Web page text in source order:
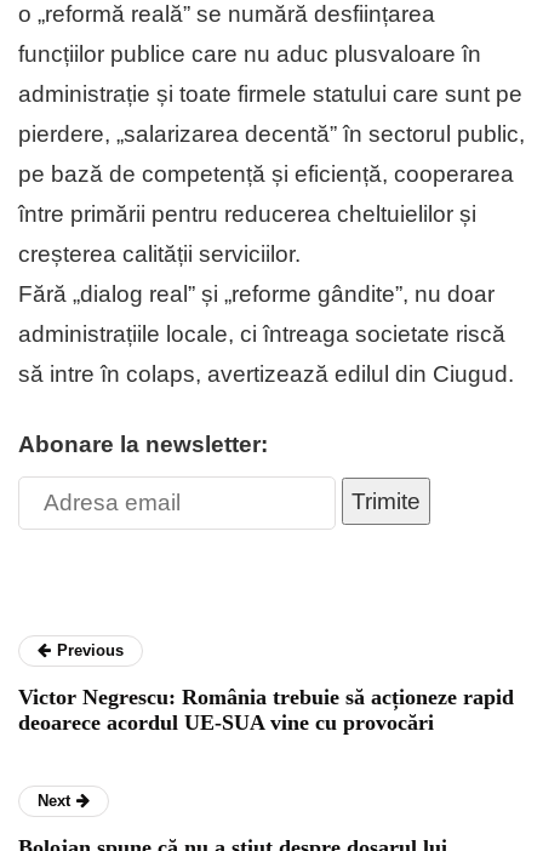
o „reformă reală” se numără desființarea
funcțiilor publice care nu aduc plusvaloare în
administrație și toate firmele statului care sunt pe
pierdere, „salarizarea decentă” în sectorul public,
pe bază de competență și eficiență, cooperarea
între primării pentru reducerea cheltuielilor și
creșterea calității serviciilor.
Fără „dialog real” și „reforme gândite”, nu doar
administrațiile locale, ci întreaga societate riscă
să intre în colaps, avertizează edilul din Ciugud.
Abonare la newsletter:
Trimite
Previous
Victor Negrescu: România trebuie să acționeze rapid
deoarece acordul UE-SUA vine cu provocări
Next